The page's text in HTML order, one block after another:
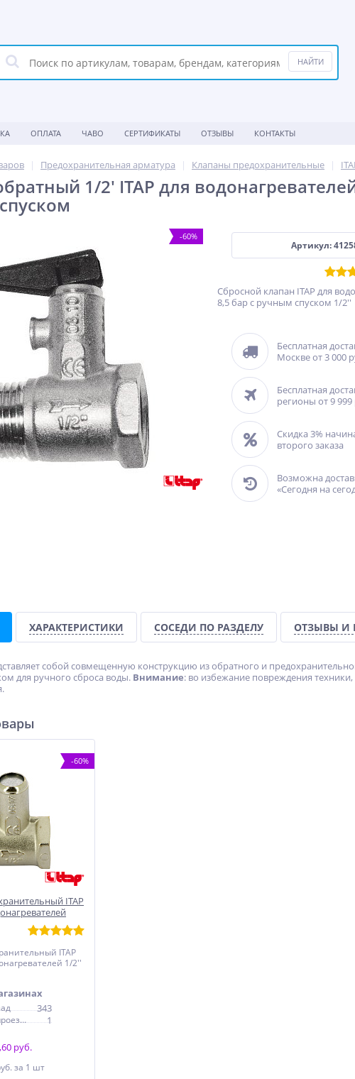
ОПЛАТА ЧАВО СЕРТИФИКАТЫ ОТЗЫВЫ КОНТАКТЫ
Предохранительная арматура Клапаны предохранительные
1/2' ITAP для
-60%
Артикул:
Сбросной клапан ITAP для
8,5 бар с ручным спуском 1/2''
Бесплатная
Москве от 3 000
Бесплатная
регионы от 9 999
Скидка 3%
второго заказа
Возможна
«Сегодня на
ХАРАКТЕРИСТИКИ СОСЕДИ ПО РАЗДЕЛУ ОТЗЫВЫ И
собой совмещенную конструкцию из обратного и
для ручного сброса воды. Внимание: во избежание повреждения
-60%
ITAP
ITAP
1/2''
343
Электродный проезд, 6с1
1
руб.
за 1 шт